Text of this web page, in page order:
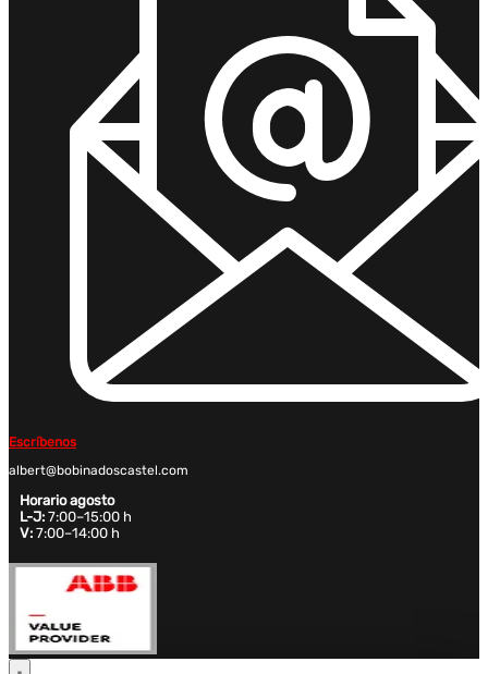
Escríbenos
albert@bobinadoscastel.com
Horario agosto
L-J: 7:00–15:00 h
V: 7:00–14:00 h